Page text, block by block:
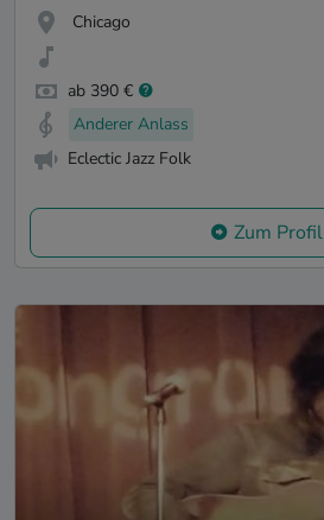
Chicago
ab 390 €
Anderer Anlass
Eclectic Jazz Folk
Zum Profil